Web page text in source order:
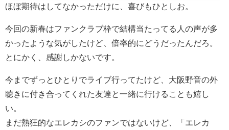
ほぼ期待はしてなかっただけに、喜びもひとしお。
今回の新春はファンクラブ枠で結構当たってる人の声が多
かったような気がしたけど、倍率的にどうだったんだろ。
とにかく、感謝しかないです。
今までずっとひとりでライブ行ってたけど、大阪野音の外
聴きに付き合ってくれた友達と一緒に行けることも嬉し
い。
まだ熱狂的なエレカシのファンではないけど、「エレカ